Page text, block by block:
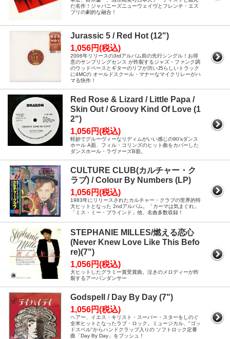
だ名作！ジャパニーズニューウェイヴとフレンチ・エス
プリの劇的な融合！
Jurassic 5 / Red Hot (12")
1,056円(税込)
2006年リリースの3rdアルバム前の先行シングル！お得
意のサンプリングセンス が炸裂するジャズ・ファンク調
のウッドベースとギターのリフが渋いJ5らしいトラック
に4MCの オールドスクール・マナーなマイクリレーがハ
マる快作！
Red Rose & Lizard / Little Papa /
Skin Out / Groovy Kind Of Love (1
2")
1,056円(税込)
軽妙でグルーヴィーなリディムがいい感じの90’sダンス
ホール A面、フィル・コリンズのヒット曲をカバーした
ダンスホール・ラヴァーズB面。
CULTURE CLUB(カルチャー・ク
ラブ) / Colour By Numbers (LP)
1,056円(税込)
1983年にリリースされたカルチャー・クラブの世界的特
大ヒットとなった 2ndアルバム。「カーマは気まぐれ」
「ミス・ミー・ブラインド」他、名曲多数収録！
STEPHANIE MILLES/燃える恋心
(Never Knew Love Like This Befo
re)(7")
1,056円(税込)
大ヒットしたグラミー賞受賞曲。泣きのメロディーが炸
裂するアーバンダンサー
Godspell / Day By Day (7")
1,056円(税込)
ヘアー、イエス・キリスト・スーパー・スターをしのぐ
全米ヒットとなったラブ・ロック。ミュージカル、"ゴッ
ドスペル"からハンドクラップ入りの ソフトロック定番
曲「Day By Day」をプッシュ！